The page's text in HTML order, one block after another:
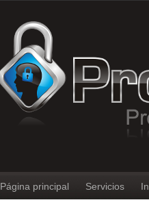
Página principal Servicios